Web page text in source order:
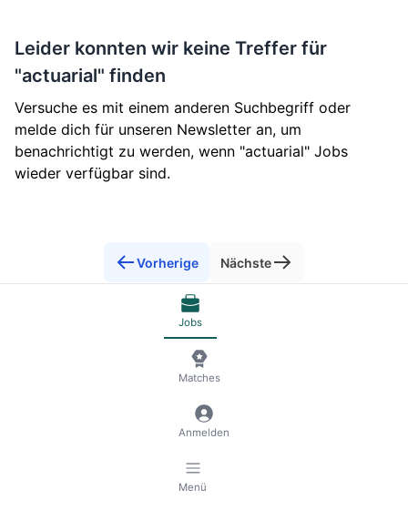
Leider konnten wir keine Treffer für
"actuarial" finden
Versuche es mit einem anderen Suchbegriff oder
melde dich für unseren Newsletter an, um
benachrichtigt zu werden, wenn "actuarial" Jobs
wieder verfügbar sind.
Vorherige Nächste
AGB Datenschutz und Impressum
Jobs
Matches
Anmelden
Menü